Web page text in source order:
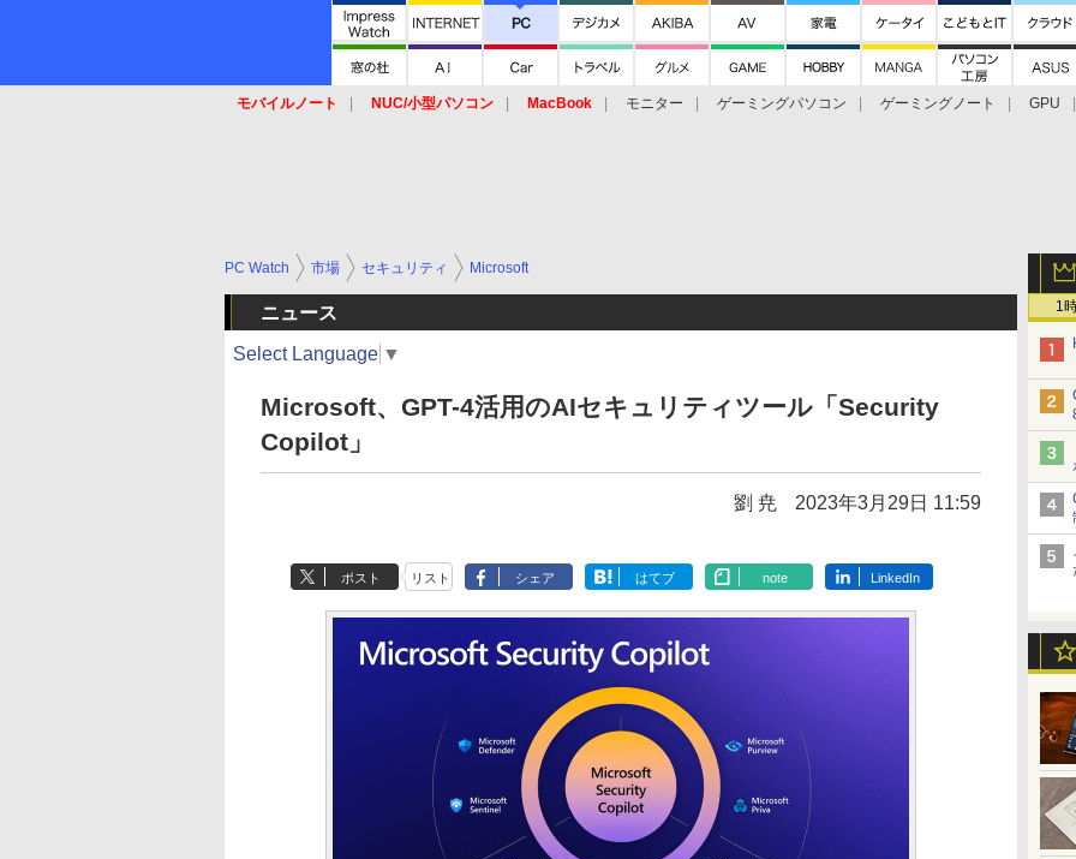
モバイルノート NUC/小型パソコン MacBook モニター ゲーミングパソコン ゲーミングノート
GPU
1
PC Watch 市場 セキュリティ Microsoft
ニュース
Select Language ▼
Microsoft、GPT-4活用のAIセキュリティツール「Security
Copilot」
劉 尭 2023年3月29日 11:59
ポスト リスト シェア はてブ note LinkedIn